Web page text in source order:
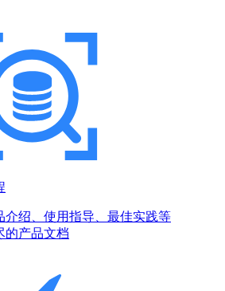
介绍、使用指导、最佳实践等
的产品文档